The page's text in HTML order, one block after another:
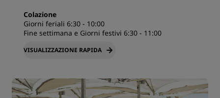
Colazione
Giorni feriali 6:30 - 10:00
Fine settimana e Giorni festivi 6:30 - 11:00
VISUALIZZAZIONE RAPIDA